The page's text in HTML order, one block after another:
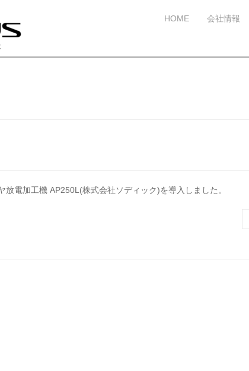
HOME 会社情報
電加工機 AP250L(株式会社ソディック)を導入しました。